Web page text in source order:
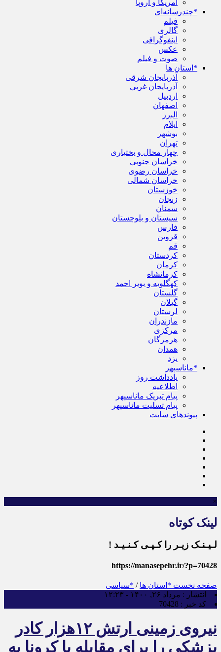
آمریکا و اروپا
*چندرسانه‌ای
فیلم
گالری
اینفوگرافی
عکس
صوت و فیلم
*استان ها
آذربایجان شرقی
آذربایجان غربی
اردبیل
اصفهان
البرز
ایلام
بوشهر
تهران
چهار محال و بختیاری
خراسان جنوبی
خراسان رضوی
خراسان شمالی
خوزستان
زنجان
سمنان
سیستان و بلوچستان
فارس
قزوین
قم
کردستان
کرمان
کرمانشاه
کهگلویه و بویر احمد
گلستان
گیلان
لرستان
مازندران
مرکزی
هرمزگان
همدان
یزد
*ماناسپهر
یادداشت روز
اطلاعیه
پیام تبریک ماناسپهر
پیام تسلیت ماناسپهر
پیوندهای سایت
×
لینک کوتاه
لـیـنـک زیـر را کـپـی کـنـیـد !
https://manasepehr.ir/?p=70428
صفحه نخست *استان ها / *سیاسی
انتشار : مرداد ۲۶, ۱۴۰۰ - ۱۲:۲۳
کد خبر : 70428
نیروی زمینی ارتش ۱۲هزار کادر
پزشکی را برای مقابله با کرونا به